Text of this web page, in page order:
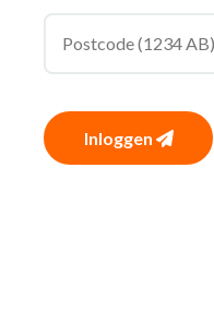
Inloggen